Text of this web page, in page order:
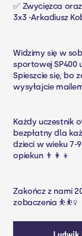
✅ Zwycięzca
3x3 -Arkadiusz
Widzimy się w
sportowej SP400
Spieszcie się, bo
wysyłajcie
Każdy uczestnik
bezpłatny dla
dzieci w wieku 7-
opiekun 👨‍👩‍👦
Zakończ z nami
zobaczenia ⛹️⛹️‍♀️